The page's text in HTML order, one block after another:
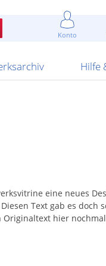
Konto
und Attrappen
und Bengalhölzer
ARS Pirotecnia
Pyrotechnik
Hilfe
eine neues
Text gab es doch
hier